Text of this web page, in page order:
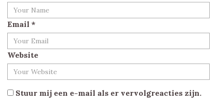
Email *
Website
Stuur mij een e-mail als er vervolgreacties zijn.